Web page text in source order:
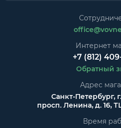
Интернет
+7 (812)
Обратный
Адрес
Санкт-Петербург,
просп. Ленина, д. 16,
Время